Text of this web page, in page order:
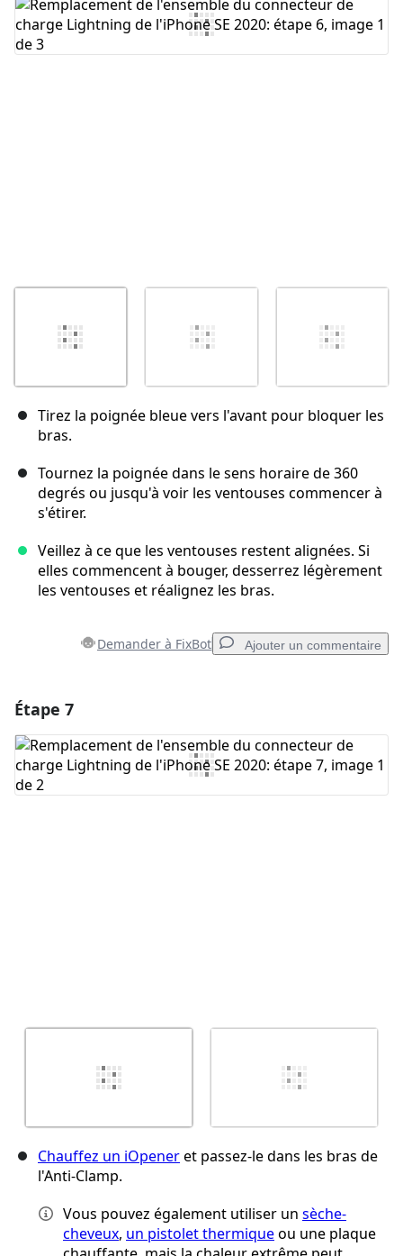
Ajouter un commentaire
Tirez la poignée bleue vers l'avant pour bloquer les
bras.
Tournez la poignée dans le sens horaire de 360
degrés ou jusqu'à voir les ventouses commencer à
s'étirer.
Veillez à ce que les ventouses restent alignées. Si
elles commencent à bouger, desserrez légèrement
les ventouses et réalignez les bras.
Demander à FixBot Ajouter un commentaire
Ajouter un commentaire
Étape 7
Chauffez un iOpeneret passez-le dans les bras de
l'Anti-Clamp.
Vous pouvez également utiliser un sèche-
cheveux, un pistolet thermiqueou une plaque